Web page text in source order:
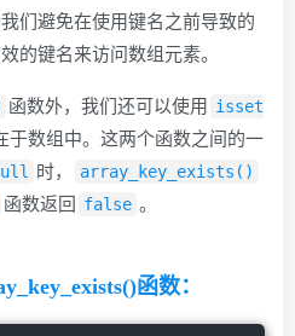
们避免在使用键名之前导致的
的键名来访问数组元素。
函数外，我们还可以使用 isset
于数组中。这两个函数之间的一
时，
array_key_exists()
函数返回 false 。
函数：